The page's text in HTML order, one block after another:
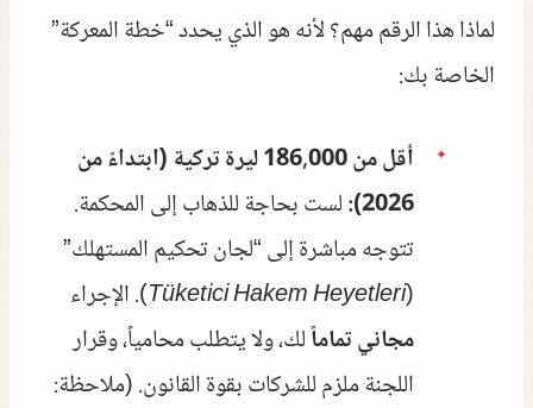
لماذا هذا الرقم مهم؟ لأنه هو الذي يحدد “خطة المعركة”
الخاصة بك:
أقل من 186,000 ليرة تركية (ابتداءً من
2026): لست بحاجة للذهاب إلى المحكمة.
تتوجه مباشرة إلى “لجان تحكيم المستهلك”
(
Tüketici Hakem Heyetleri). الإجراء
مجاني تماماًلك، ولا يتطلب محامياً، وقرار
اللجنة ملزم للشركات بقوة القانون. (ملاحظة: